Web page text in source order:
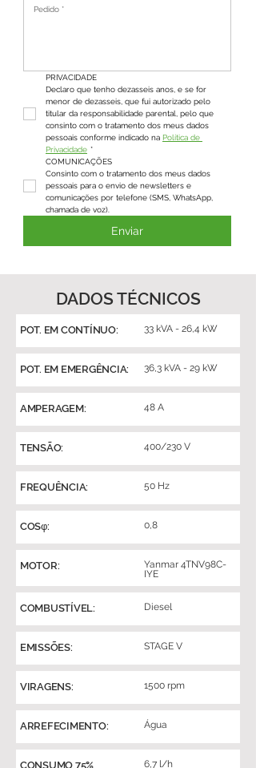
PRIVACIDADE
Declaro que tenho dezasseis anos, e se for
menor de dezasseis, que fui autorizado pelo
titular da responsabilidade parental, pelo que
consinto com o tratamento dos meus dados
pessoais conforme indicado na Política de
Privacidade *
COMUNICAÇÕES
Consinto com o tratamento dos meus dados
pessoais para o envio de newsletters e
comunicações por telefone (SMS, WhatsApp,
chamada de voz).
Enviar
DADOS TÉCNICOS
POT. EM CONTÍNUO: 33 kVA - 26,4 kW
POT. EM EMERGÊNCIA: 36,3 kVA - 29 kW
AMPERAGEM: 48 A
TENSÃO: 400/230 V
FREQUÊNCIA: 50 Hz
COSφ: 0,8
MOTOR:
Yanmar 4TNV98C-
IYE
COMBUSTÍVEL: Diesel
EMISSÕES: STAGE V
VIRAGENS: 1500 rpm
ARREFECIMENTO: Água
CONSUMO 75% 6,7 l/h